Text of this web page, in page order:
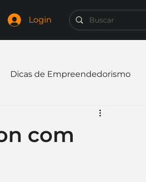
Login
Dicas de Empreendedorismo
Sociais
com